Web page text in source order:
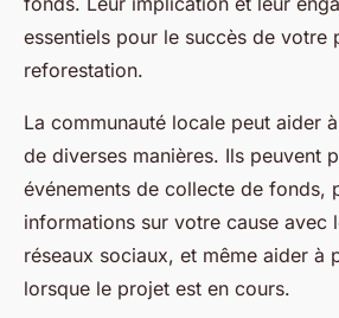
essentiels pour le succès de votre
reforestation.
La communauté locale peut aider
de diverses manières. Ils peuvent
événements de collecte de fonds,
informations sur votre cause avec
réseaux sociaux, et même aider à
lorsque le projet est en cours.